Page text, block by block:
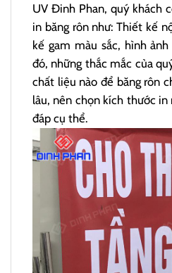
UV Đinh Phan, quý khách
in băng rôn như: Thiết kế
kế gam màu sắc, hình
đó, những thắc mắc của
chất liệu nào để băng rôn
lâu, nên chọn kích thước in
đáp cụ thể.